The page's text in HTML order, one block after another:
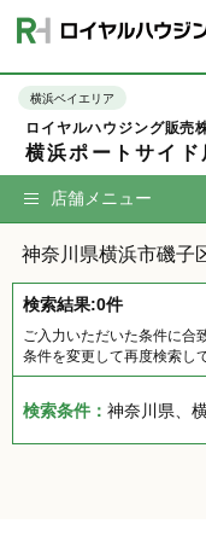
横浜ベイエリア
ロイヤルハウジング販売
横浜ポートサイド
店舗メニュー
神奈川県横浜市磯子
検索結果:0件
ご入力いただいた条件に合
条件を変更して再度検索し
検索条件： 神奈川県、横浜市磯子区、下限な
ロイヤルハウジ
買いたい
売りたい
借りたい
貸したい
企業情報